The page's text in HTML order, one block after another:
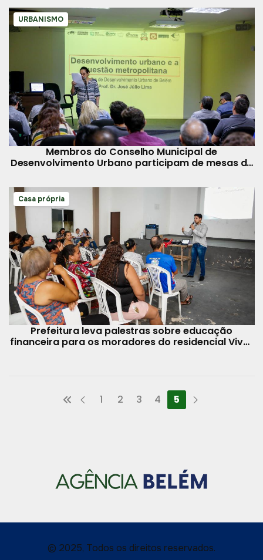
URBANISMO
Membros do Conselho Municipal de
Desenvolvimento Urbano participam de mesas de
Casa própria
Prefeitura leva palestras sobre educação
financeira para os moradores do residencial Viver
1 2 3 4 5
© 2025, Todos os direitos reservados.